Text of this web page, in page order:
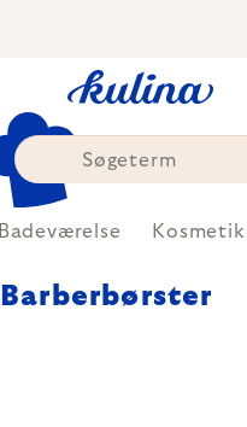
Kosmetik
Barberbørster